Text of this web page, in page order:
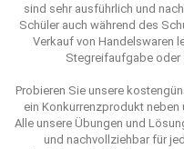
sind sehr ausführlich und
Schüler auch während des
Verkauf von Handelswaren
Stegreifaufgabe oder
Probieren Sie unsere
ein Konkurrenzprodukt
Alle unsere Übungen und
und nachvollziehbar für